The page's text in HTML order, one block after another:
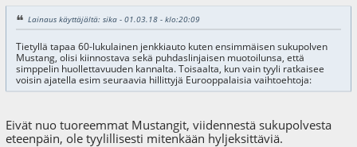
Lainaus käyttäjältä: sika - 01.03.18 - klo:20:09
Tietyllä tapaa 60-lukulainen jenkkiauto kuten ensimmäisen sukupolven
Mustang, olisi kiinnostava sekä puhdaslinjaisen muotoilunsa, että
simppelin huollettavuuden kannalta. Toisaalta, kun vain tyyli ratkaisee
voisin ajatella esim seuraavia hillittyjä Eurooppalaisia vaihtoehtoja:
Eivät nuo tuoreemmat Mustangit, viidennestä sukupolvesta
eteenpäin, ole tyylillisesti mitenkään hyljeksittäviä.